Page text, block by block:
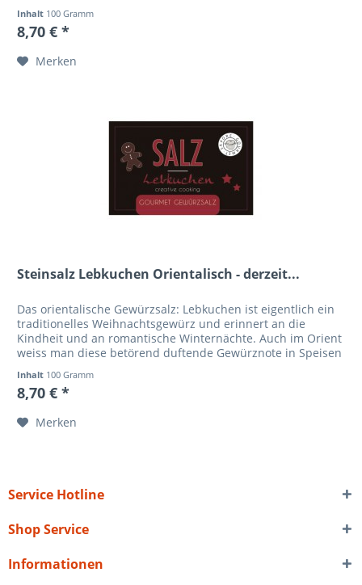
Inhalt 100 Gramm
8,70 € *
Merken
Steinsalz Lebkuchen Orientalisch - derzeit...
Das orientalische Gewürzsalz: Lebkuchen ist eigentlich ein
traditionelles Weihnachtsgewürz und erinnert an die
Kindheit und an romantische Winternächte. Auch im Orient
weiss man diese betörend duftende Gewürznote in Speisen
Inhalt 100 Gramm
8,70 € *
Merken
Service Hotline
Shop Service
Informationen